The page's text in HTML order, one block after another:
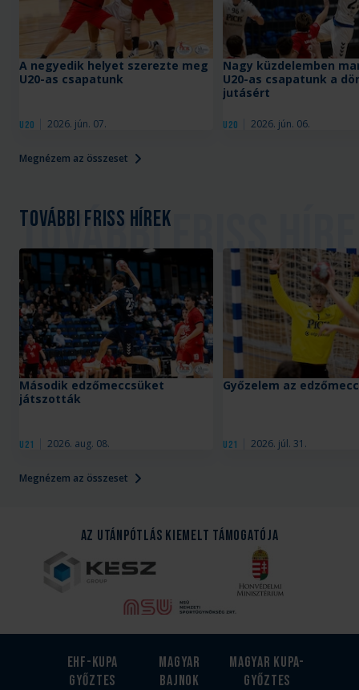
Megnézem az összeset
U20 2026. jún. 07.
A negyedik helyet szerezte meg
U20-as csapatunk
U20 2026. jún. 06.
Nagy küzdelemben
U20-as csapatunk a
jutásért
További friss hírek
Megnézem az összeset
U21 2026. aug. 08.
Második edzőmeccsüket
játszották
U21 2026. júl. 31.
Győzelem az
Az Utánpótlás kiemelt támogatója
EHF-Kupa
győztes
Magyar
bajnok
Magyar kupa-
győztes